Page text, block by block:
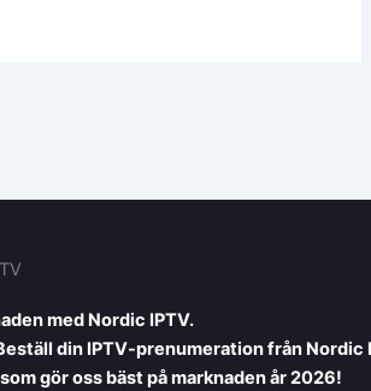
med Nordic IPTV.
din IPTV-prenumeration från Nordic
gör oss bäst på marknaden år 2026!